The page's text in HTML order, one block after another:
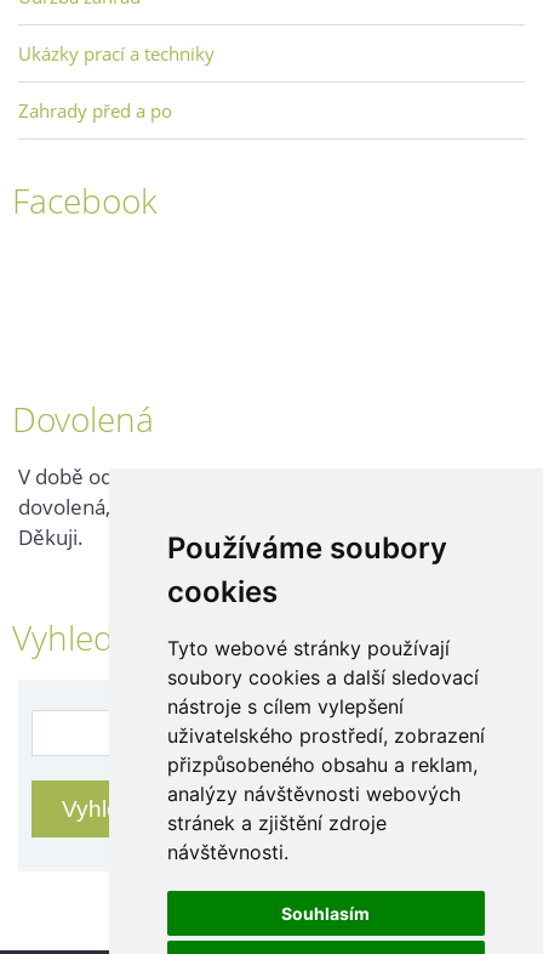
Používáme soubory
cookies
Tyto webové stránky používají
soubory cookies a další sledovací
nástroje s cílem vylepšení
uživatelského prostředí, zobrazení
přizpůsobeného obsahu a reklam,
analýzy návštěvnosti webových
stránek a zjištění zdroje
návštěvnosti.
Souhlasím
Ukázky prací a techniky
Zahrady před a po
Facebook
Dovolená
V době od 25. 7. - 2. 8. 2026 probíhá v naší firmě
dovolená, kontaktujte nás až po jejím ukončení.
Děkuji.
Vyhledávání